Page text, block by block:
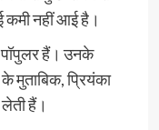
कमी नहीं आई है।
पॉपुलर हैं। उनके
मुताबिक, प्रियंका
हैं।